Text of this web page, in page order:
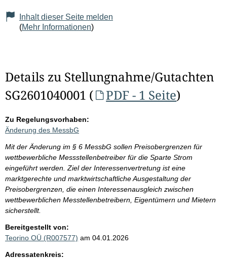
Inhalt dieser Seite melden
(Mehr Informationen)
Details zu Stellungnahme/Gutachten
SG2601040001 (
PDF - 1 Seite)
Zu Regelungsvorhaben:
Änderung des MessbG
Mit der Änderung im § 6 MessbG sollen Preisobergrenzen für
wettbewerbliche Messstellenbetreiber für die Sparte Strom
eingeführt werden. Ziel der Interessenvertretung ist eine
marktgerechte und marktwirtschaftliche Ausgestaltung der
Preisobergrenzen, die einen Interessenausgleich zwischen
wettbewerblichen Messtellenbetreibern, Eigentümern und Mietern
sicherstellt.
Bereitgestellt von:
Teorino OÜ (R007577) am 04.01.2026
Adressatenkreis: